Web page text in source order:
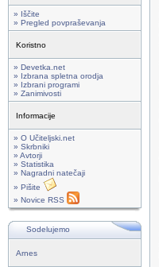
» Iščite
» Pregled povpraševanja
Koristno
» Devetka.net
» Izbrana spletna orodja
» Izbrani programi
» Zanimivosti
Informacije
» O Učiteljski.net
» Skrbniki
» Avtorji
» Statistika
» Nagradni natečaji
» Pišite
» Novice RSS
Sodelujemo
Arnes